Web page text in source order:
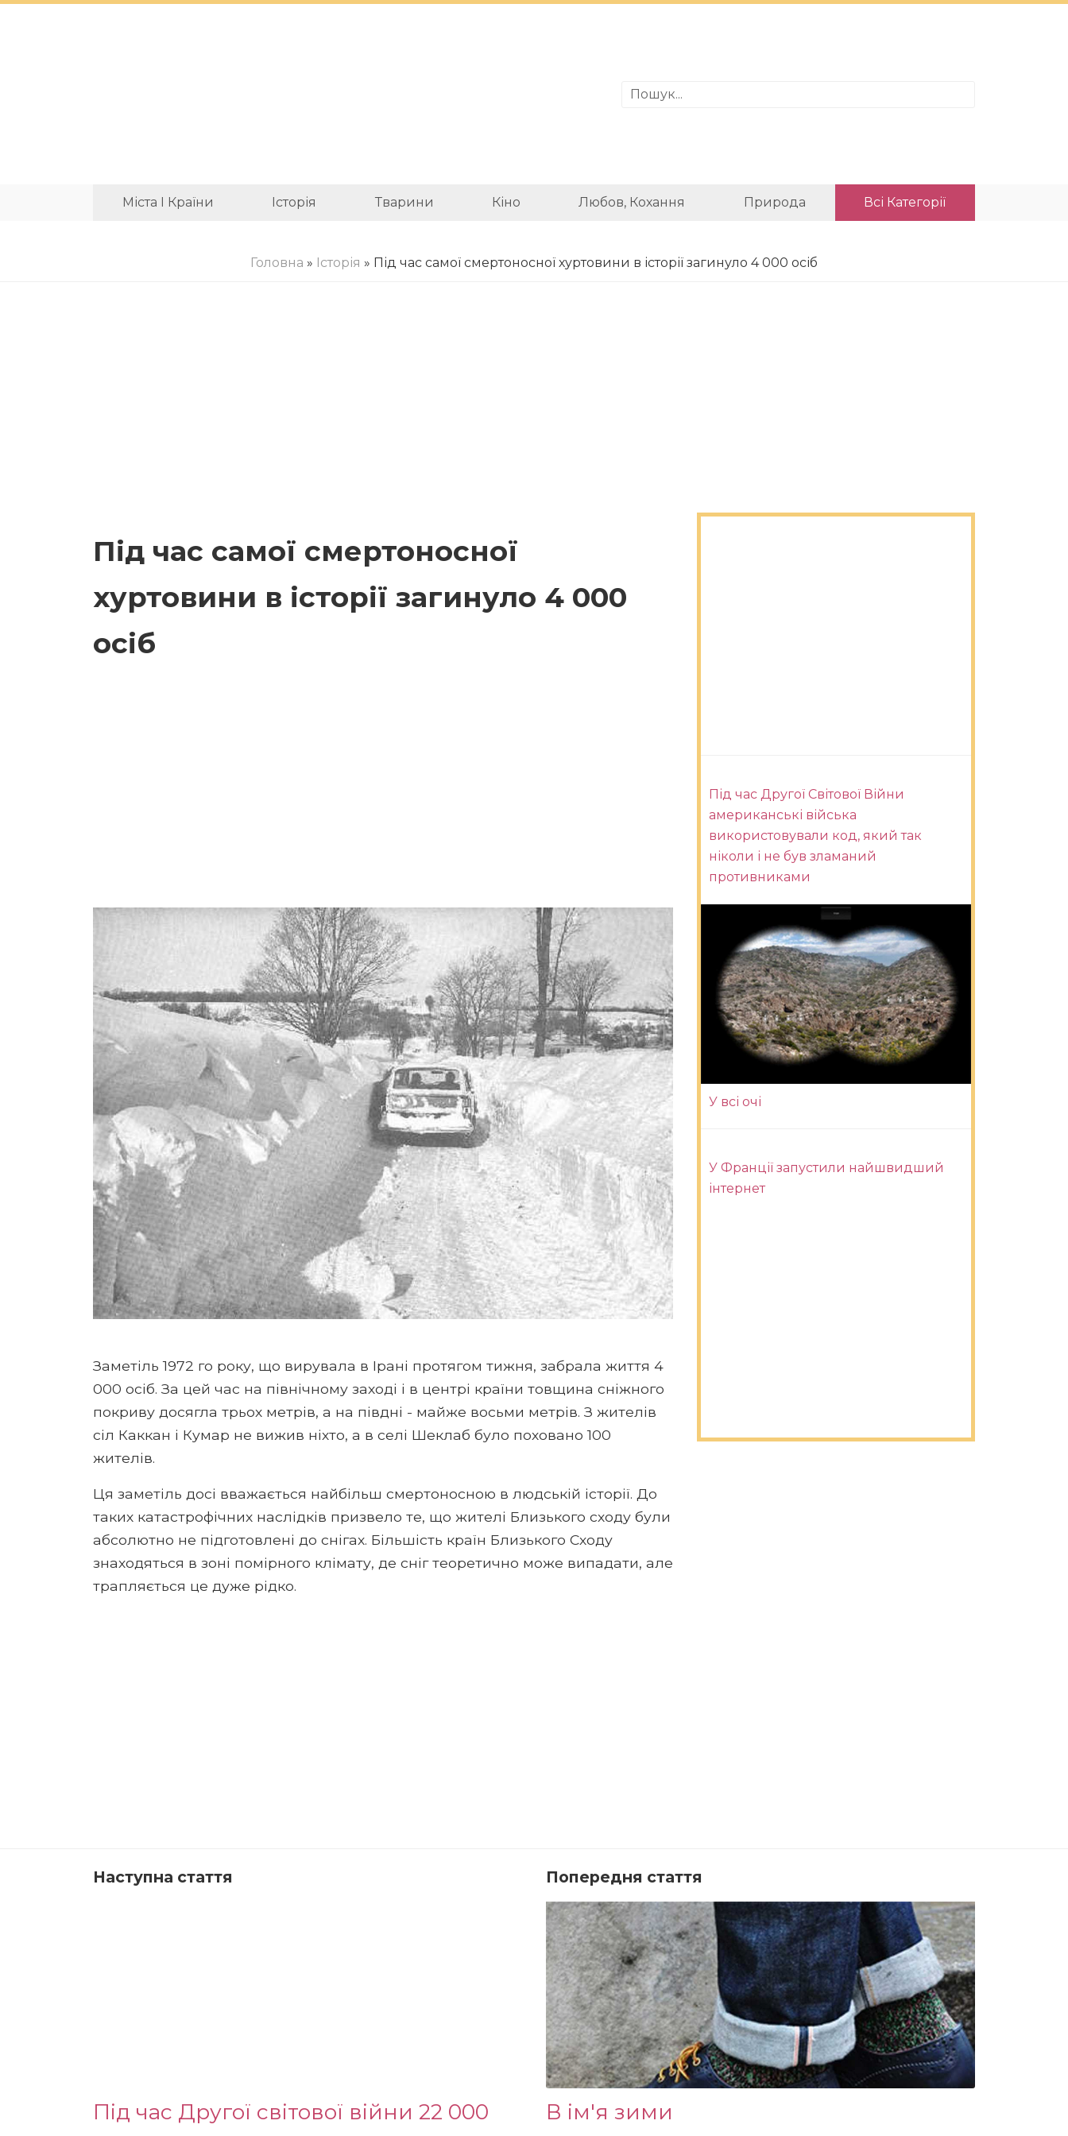
Міста І Країни Історія Тварини Кіно Любов, Кохання Природа Всі Категорії
Головна » Історія » Під час самої смертоносної хуртовини в історії загинуло 4 000 осіб
Під час самої смертоносної
хуртовини в історії загинуло 4 000
осіб
Заметіль 1972 го року, що вирувала в Ірані протягом тижня, забрала життя 4
000 осіб. За цей час на північному заході і в центрі країни товщина сніжного
покриву досягла трьох метрів, а на півдні - майже восьми метрів. З жителів
сіл Каккан і Кумар не вижив ніхто, а в селі Шеклаб було поховано 100
жителів.
Ця заметіль досі вважається найбільш смертоносною в людській історії. До
таких катастрофічних наслідків призвело те, що жителі Близького сходу були
абсолютно не підготовлені до снігах. Більшість країн Близького Сходу
знаходяться в зоні помірного клімату, де сніг теоретично може випадати, але
трапляється це дуже рідко.
Під час Другої Світової Війни
американські війська
використовували код, який так
ніколи і не був зламаний
противниками
У всі очі
У Франції запустили найшвидший
інтернет
Наступна стаття
Під час Другої світової війни 22 000
Попередня стаття
В ім'я зими